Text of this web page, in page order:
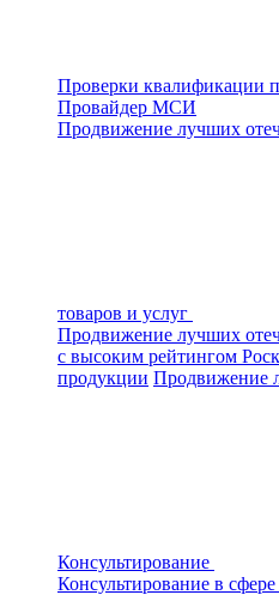
Проверки квалификации
Провайдер МСИ
Продвижение лучших
товаров и услуг
Продвижение лучших
с высоким рейтингом
продукции Продвижение
Консультирование
Консультирование в